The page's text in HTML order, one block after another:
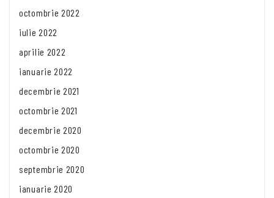
octombrie 2022
iulie 2022
aprilie 2022
ianuarie 2022
decembrie 2021
octombrie 2021
decembrie 2020
octombrie 2020
septembrie 2020
ianuarie 2020